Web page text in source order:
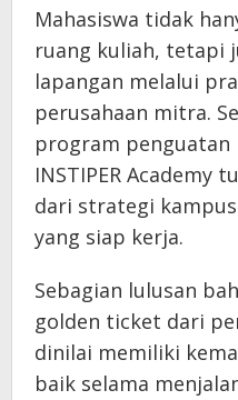
Mahasiswa tidak
ruang kuliah, tetapi
lapangan melalui
perusahaan mitra.
program
INSTIPER Academy
dari strategi
yang siap kerja.
Sebagian lulusan
golden ticket dari
dinilai memiliki
baik selama